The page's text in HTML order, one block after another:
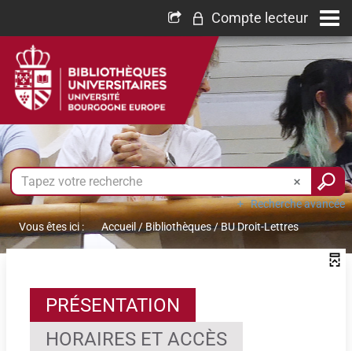
Compte lecteur
Recherche avancée
Vous êtes ici :
Accueil /Bibliothèques/BU Droit-Lettres
PRÉSENTATION
HORAIRES ET ACCÈS